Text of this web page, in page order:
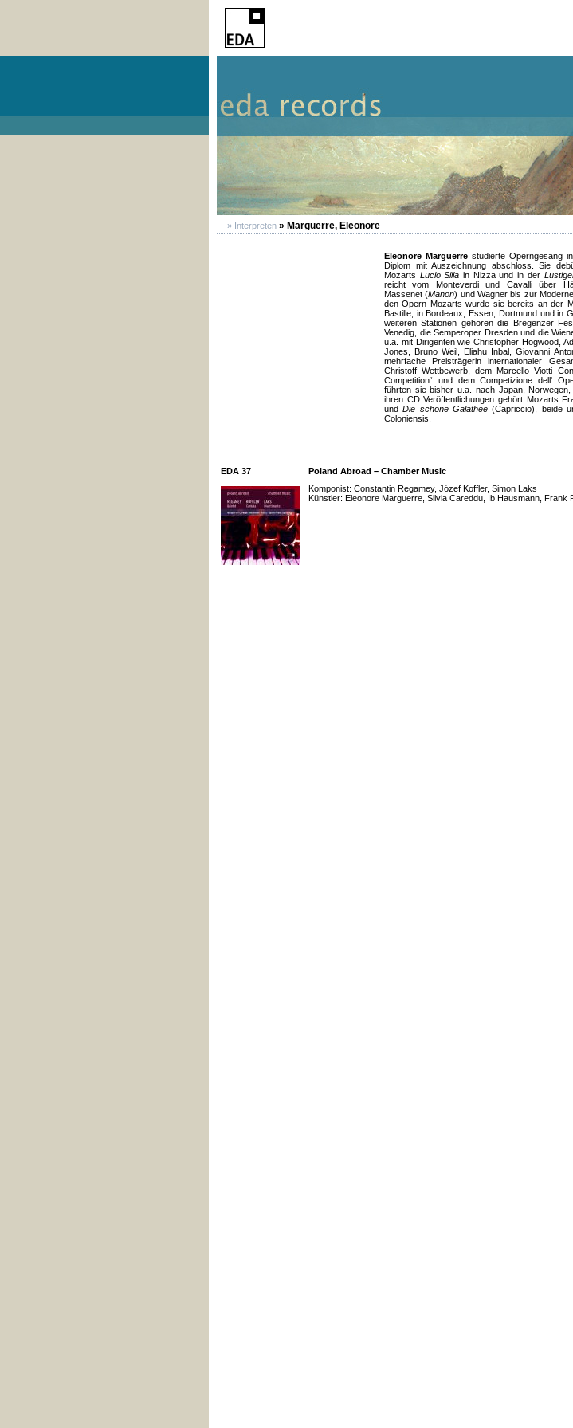
» Interpreten » Marguerre, Eleonore
Eleonore Marguerre studierte Operngesang
Diplom mit Auszeichnung abschloss. Sie
Mozarts Lucio Silla in Nizza und in der
reicht vom Monteverdi und Cavalli über
Massenet (Manon) und Wagner bis zur
den Opern Mozarts wurde sie bereits an der
Bastille, in Bordeaux, Essen, Dortmund und in
weiteren Stationen gehören die Bregenzer
Venedig, die Semperoper Dresden und die
u.a. mit Dirigenten wie Christopher Hogwood,
Jones, Bruno Weil, Eliahu Inbal, Giovanni
mehrfache Preisträgerin internationaler
Christoff Wettbewerb, dem Marcello Viotti
Competition“ und dem Competizione dell'
führten sie bisher u.a. nach Japan,
ihren CD Veröffentlichungen gehört Mozarts
undDie schöne Galathee (Capriccio), beide
Coloniensis.
EDA 37
Poland Abroad – Chamber Music
Komponist: Constantin Regamey, Józef Koffler, Simon Laks
Künstler: Eleonore Marguerre, Silvia Careddu, Ib Hausmann, Frank